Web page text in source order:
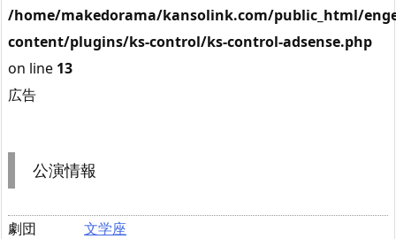
/home/makedorama/kansolink.com/public_html/
content/plugins/ks-control/ks-control-adsense.php
on line 13
広告
公演情報
劇団
文学座